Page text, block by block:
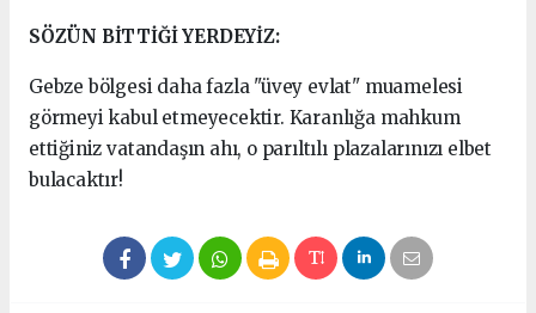
SÖZÜN BİTTİĞİ YERDEYİZ:
Gebze bölgesi daha fazla "üvey evlat" muamelesi
görmeyi kabul etmeyecektir. Karanlığa mahkum
ettiğiniz vatandaşın ahı, o parıltılı plazalarınızı elbet
bulacaktır!